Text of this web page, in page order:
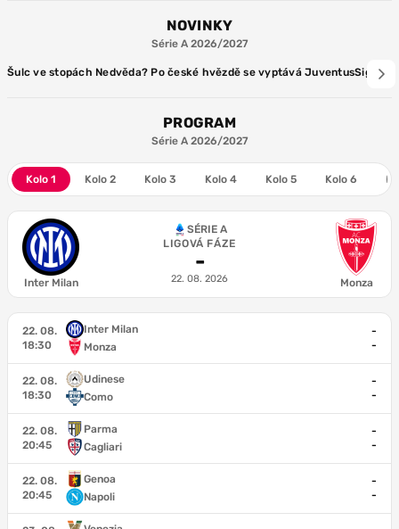
NOVINKY
Série A 2026/2027
Šulc ve stopách Nedvěda? Po české hvězdě se vyptává JuventusSigma
PROGRAM
Série A 2026/2027
Kolo 1 Kolo 2 Kolo 3 Kolo 4 Kolo 5 Kolo 6
Inter Milan
SÉRIE A
LIGOVÁ FÁZE
-
22. 08. 2026 Monza
22. 08.
18:30
Inter Milan
Monza
-
-
22. 08.
18:30
Udinese
Como
-
-
22. 08.
20:45
Parma
Cagliari
-
-
22. 08.
20:45
Genoa
Napoli
-
-